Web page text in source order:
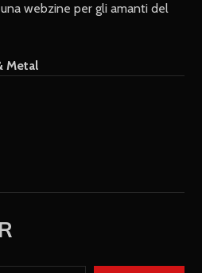
webzine per gli amanti del
Metal